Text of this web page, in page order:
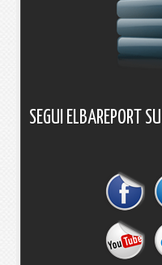
SEGUI ELBAREPORT SUI